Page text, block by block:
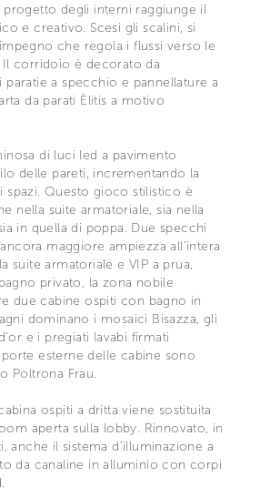
progetto degli interni raggiunge il
e creativo. Scesi gli scalini, si
che regola i flussi verso le
corridoio è decorato da
paratie a specchio e pannellature a
da parati Èlitis a motivo
di luci led a pavimento
delle pareti, incrementando la
spazi. Questo gioco stilistico è
nella suite armatoriale, sia nella
in quella di poppa. Due specchi
maggiore ampiezza all’intera
suite armatoriale e VIP a prua,
privato, la zona nobile
due cabine ospiti con bagno in
dominano i mosaici Bisazza, gli
e i pregiati lavabi firmati
esterne delle cabine sono
Poltrona Frau.
ospiti a dritta viene sostituita
aperta sulla lobby. Rinnovato, in
anche il sistema d’illuminazione a
da canaline in alluminio con corpi